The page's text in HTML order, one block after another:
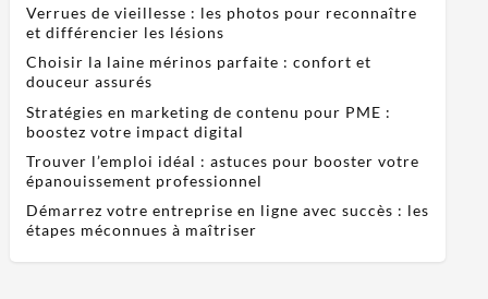
Verrues de vieillesse : les photos pour reconnaître
et différencier les lésions
Choisir la laine mérinos parfaite : confort et
douceur assurés
Stratégies en marketing de contenu pour PME :
boostez votre impact digital
Trouver l’emploi idéal : astuces pour booster votre
épanouissement professionnel
Démarrez votre entreprise en ligne avec succès : les
étapes méconnues à maîtriser